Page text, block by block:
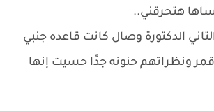
هتحرقني..
الدكتورة وصال كانت قاعده جنبي
ونظراتهم حنونه جدًا حسيت إنها